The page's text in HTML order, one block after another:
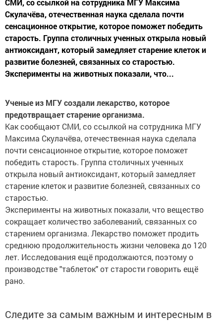
СМИ, со ссылкой на сотрудника МГУ Максима
Скулачёва, отечественная наука сделала почти
сенсационное открытие, которое поможет победить
старость. Группа столичных ученных открыла новый
антиоксидант, который замедляет старение клеток и
развитие болезней, связанных со старостью.
Эксперименты на животных показали, что...
Ученые из МГУ создали лекарство, которое
предотвращает старение организма.
Как сообщают СМИ, со ссылкой на сотрудника МГУ
Максима Скулачёва, отечественная наука сделала
почти сенсационное открытие, которое поможет
победить старость. Группа столичных ученных
открыла новый антиоксидант, который замедляет
старение клеток и развитие болезней, связанных со
старостью.
Эксперименты на животных показали, что вещество
сокращает количество заболеваний, связанных со
старением организма. Лекарство поможет продить
среднюю продолжительность жизни человека до 120
лет. Исследования ещё продолжаются, поэтому о
производстве "таблеток" от старости говорить ещё
рано.
Следите за самым важным и интересным в